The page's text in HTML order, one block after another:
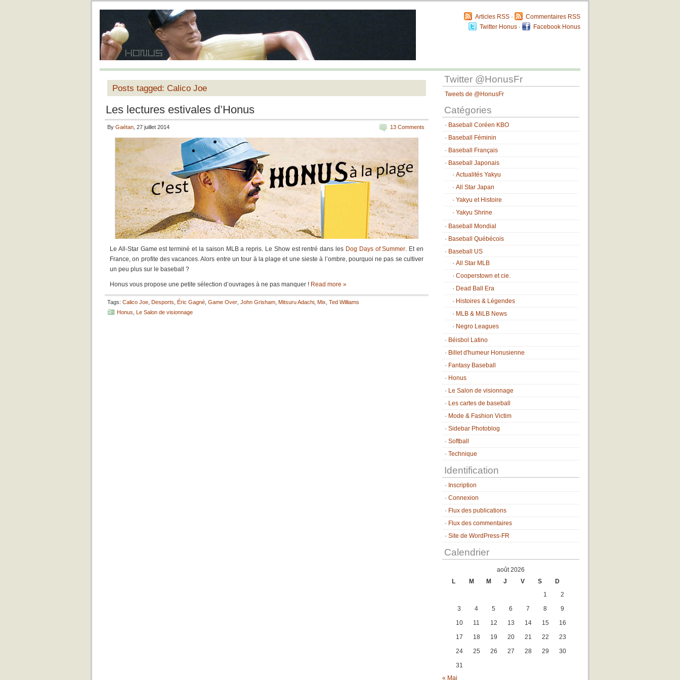
Articles RSS ·
Commentaires RSS
Twitter Honus · Facebook Honus
Posts tagged: Calico Joe
Les lectures estivales d’Honus
13 Comments
By Gaétan , 27 juillet 2014
Le All-Star Game est terminé et la saison MLB a repris. Le Show est rentré dans les Dog Days of Summer. Et en
France, on profite des vacances. Alors entre un tour à la plage et une sieste à l’ombre, pourquoi ne pas se cultiver
un peu plus sur le baseball ?
Honus vous propose une petite sélection d’ouvrages à ne pas manquer ! Read more »
Tags: Calico Joe Desports Éric Gagné Game Over John Grisham Mitsuru Adachi Mix Ted Williams
Honus Le Salon de visionnage
Twitter @HonusFr
Tweets de @HonusFr
Catégories
Baseball Coréen KBO
Baseball Féminin
Baseball Français
Baseball Japonais
Actualités Yakyu
All Star Japan
Yakyu et Histoire
Yakyu Shrine
Baseball Mondial
Baseball Québécois
Baseball US
All Star MLB
Cooperstown et cie.
Dead Ball Era
Histoires & Légendes
MLB & MiLB News
Negro Leagues
Béisbol Latino
Billet d'humeur Honusienne
Fantasy Baseball
Honus
Le Salon de visionnage
Les cartes de baseball
Mode & Fashion Victim
Sidebar Photoblog
Softball
Technique
Identification
Inscription
Connexion
Flux des publications
Flux des commentaires
Site de WordPress-FR
Calendrier
août 2026
L
M M J V S
D
1
2
3
4 5 6 7 8
9
10
11 12 13 14 15
16
17
18 19 20 21 22
23
24
25 26 27 28 29
30
31
« Mai